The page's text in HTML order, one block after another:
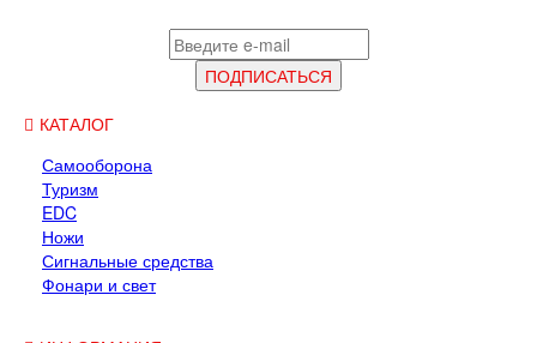
КАТАЛОГ
Самооборона
Туризм
EDC
Ножи
Сигнальные средства
Фонари и свет